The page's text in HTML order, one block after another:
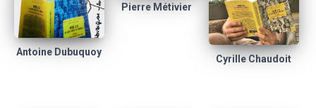
Antoine Dubuquoy
Pierre Métivier
Cyrille Chaudoit